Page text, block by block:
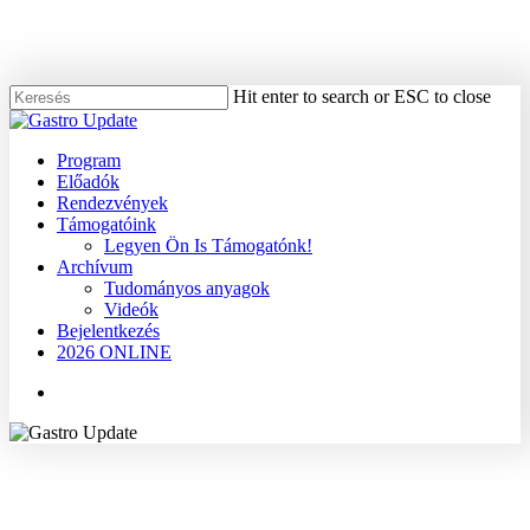
content
Hit enter to search or ESC to close
Close
Menu
Program
Előadók
Rendezvények
Támogatóink
Legyen Ön Is Támogatónk!
Archívum
Tudományos anyagok
Videók
Bejelentkezés
2026 ONLINE